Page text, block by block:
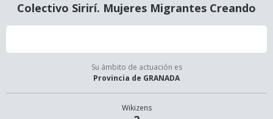
Colectivo Sirirí. Mujeres Migrantes Creando
Su ámbito de actuación es
Provincia de GRANADA
Wikizens